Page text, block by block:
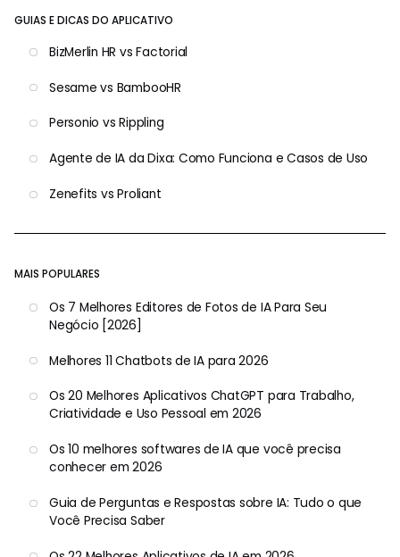
GUIAS E DICAS DO APLICATIVO
BizMerlin HR vs Factorial
Sesame vs BambooHR
Personio vs Rippling
Agente de IA da Dixa: Como Funciona e Casos de Uso
Zenefits vs Proliant
MAIS POPULARES
Os 7 Melhores Editores de Fotos de IA Para Seu
Negócio [2026]
Melhores 11 Chatbots de IA para 2026
Os 20 Melhores Aplicativos ChatGPT para Trabalho,
Criatividade e Uso Pessoal em 2026
Os 10 melhores softwares de IA que você precisa
conhecer em 2026
Guia de Perguntas e Respostas sobre IA: Tudo o que
Você Precisa Saber